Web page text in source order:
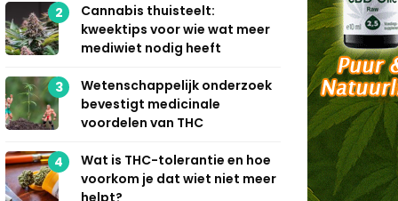
2
Cannabis thuisteelt:
kweektips voor wie wat meer
mediwiet nodig heeft
3
Wetenschappelijk onderzoek
bevestigt medicinale
voordelen van THC
4
Wat is THC-tolerantie en hoe
voorkom je dat wiet niet meer
helpt?